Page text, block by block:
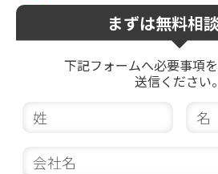
まずは無料相
下記フォームへ必要事項を
送信ください。